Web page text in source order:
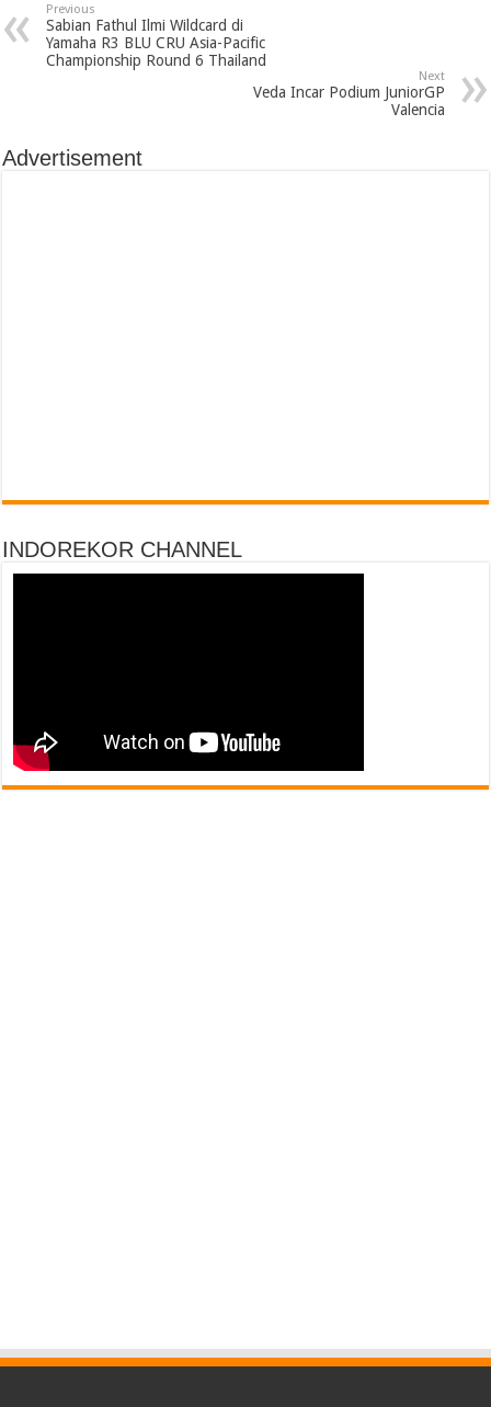
Previous
Sabian Fathul Ilmi Wildcard di
Yamaha R3 BLU CRU Asia-Pacific
Championship Round 6 Thailand
Next
Veda Incar Podium JuniorGP
Valencia
Advertisement
INDOREKOR CHANNEL